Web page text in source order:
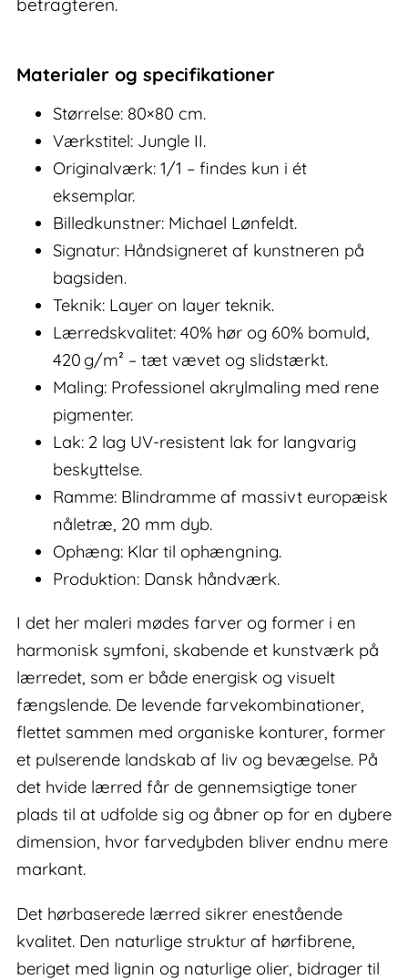
betragteren.
Materialer og specifikationer
Størrelse: 80×80 cm.
Værkstitel: Jungle II.
Originalværk: 1/1 – findes kun i ét
eksemplar.
Billedkunstner: Michael Lønfeldt.
Signatur: Håndsigneret af kunstneren på
bagsiden.
Teknik: Layer on layer teknik.
Lærredskvalitet: 40% hør og 60% bomuld,
420 g/m² – tæt vævet og slidstærkt.
Maling: Professionel akrylmaling med rene
pigmenter.
Lak: 2 lag UV-resistent lak for langvarig
beskyttelse.
Ramme: Blindramme af massivt europæisk
nåletræ, 20 mm dyb.
Ophæng: Klar til ophængning.
Produktion: Dansk håndværk.
I det her maleri mødes farver og former i en
harmonisk symfoni, skabende et kunstværk på
lærredet, som er både energisk og visuelt
fængslende. De levende farvekombinationer,
flettet sammen med organiske konturer, former
et pulserende landskab af liv og bevægelse. På
det hvide lærred får de gennemsigtige toner
plads til at udfolde sig og åbner op for en dybere
dimension, hvor farvedybden bliver endnu mere
markant.
Det hørbaserede lærred sikrer enestående
kvalitet. Den naturlige struktur af hørfibrene,
beriget med lignin og naturlige olier, bidrager til